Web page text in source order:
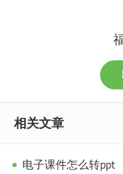
相关文章
电子课件怎么转ppt